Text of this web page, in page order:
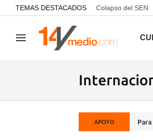
common.go-to-content
TEMAS DESTACADOS Colapso del SEN
Navegación
APOYO